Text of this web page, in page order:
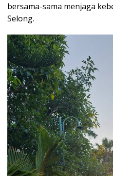
bersama-sama menjaga
Selong.